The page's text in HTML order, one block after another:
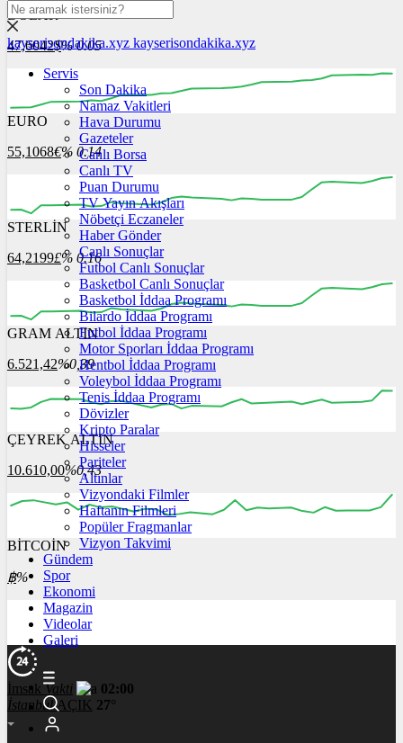
DOLAR
47,6042$% 0.05
00:00 00:00 00:00
EURO
55,1068€% 0.14
00:00 00:00 00:00
STERLİN
64,2199£% 0.16
00:00 00:00 00:00
GRAM ALTIN
6.521,42%0,39
00:00 00:00
ÇEYREK ALTIN
10.610,00%0,43
00:00 00:00
BİTCOİN
฿%
kayserisondakika.xyz kayserisondakika.xyz
Servis
Son Dakika
Namaz Vakitleri
Hava Durumu
Gazeteler
Canlı Borsa
Canlı TV
Puan Durumu
TV Yayın Akışları
Nöbetçi Eczaneler
Haber Gönder
Canlı Sonuçlar
Futbol Canlı Sonuçlar
Basketbol Canlı Sonuçlar
Basketbol İddaa Programı
Bilardo İddaa Programı
Futbol İddaa Programı
Motor Sporları İddaa Programı
Hentbol İddaa Programı
Voleybol İddaa Programı
Tenis İddaa Programı
Dövizler
Kripto Paralar
Hisseler
Pariteler
Altınlar
Vizyondaki Filmler
Haftanın Filmleri
Popüler Fragmanlar
Vizyon Takvimi
Gündem
Spor
Ekonomi
Magazin
Videolar
Galeri
İmsakVakti
02:00
İstanbul AÇIK 27°